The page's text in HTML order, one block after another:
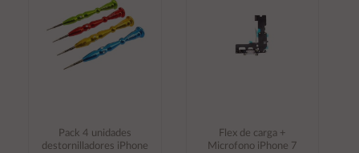
Pack 4 unidades
destornilladores iPhone
Flex de carga +
Microfono iPhone 7